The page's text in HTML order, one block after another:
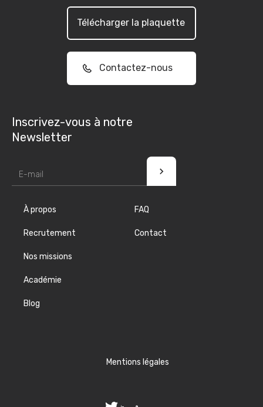
Télécharger la plaquette
Contactez-nous
Inscrivez-vous à notre
Newsletter
À propos
Recrutement
Nos missions
Académie
Blog
FAQ
Contact
Mentions légales